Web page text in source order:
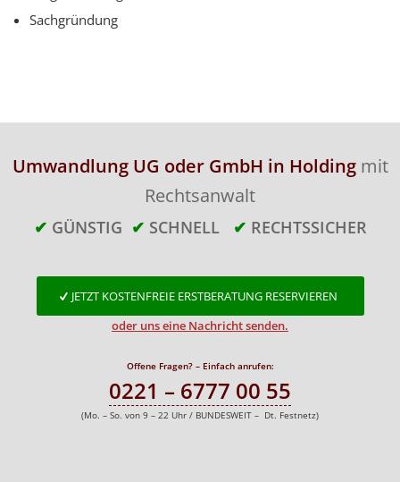
Sachgründung
Umwandlung UG oder GmbH in Holding mit
Rechtsanwalt
✔ GÜNSTIG ✔ SCHNELL ✔ RECHTSSICHER
JETZT KOSTENFREIE ERSTBERATUNG RESERVIEREN
oder uns eine Nachricht senden.
Offene Fragen? – Einfach anrufen:
0221 – 6777 00 55
(Mo. – So. von 9 – 22 Uhr / BUNDESWEIT – Dt. Festnetz)